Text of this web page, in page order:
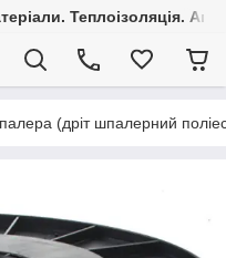
Теплоізоляція.
(дріт шпалерний